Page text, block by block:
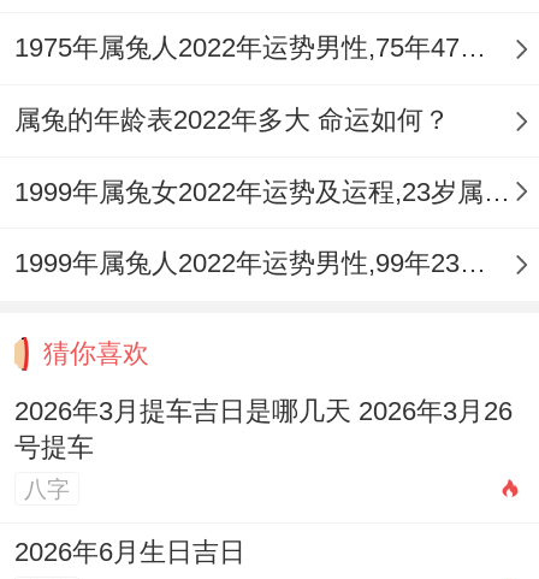
1975年属兔人2022年运势男性,75年47岁属兔男2022年每月运程怎么样
属兔的年龄表2022年多大 命运如何？
1999年属兔女2022年运势及运程,23岁属兔人2022全年每月运势女性如何
1999年属兔人2022年运势男性,99年23岁属兔男2022年每月运程怎么样
猜你喜欢
2026年3月提车吉日是哪几天 2026年3月26
号提车
八字
2026年6月生日吉日